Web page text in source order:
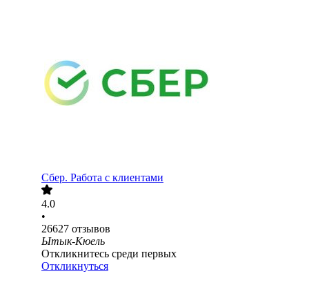
Сбер. Работа с клиентами
4.0
•
26627 отзывов
Ытык-Кюель
Откликнитесь среди первых
Откликнуться